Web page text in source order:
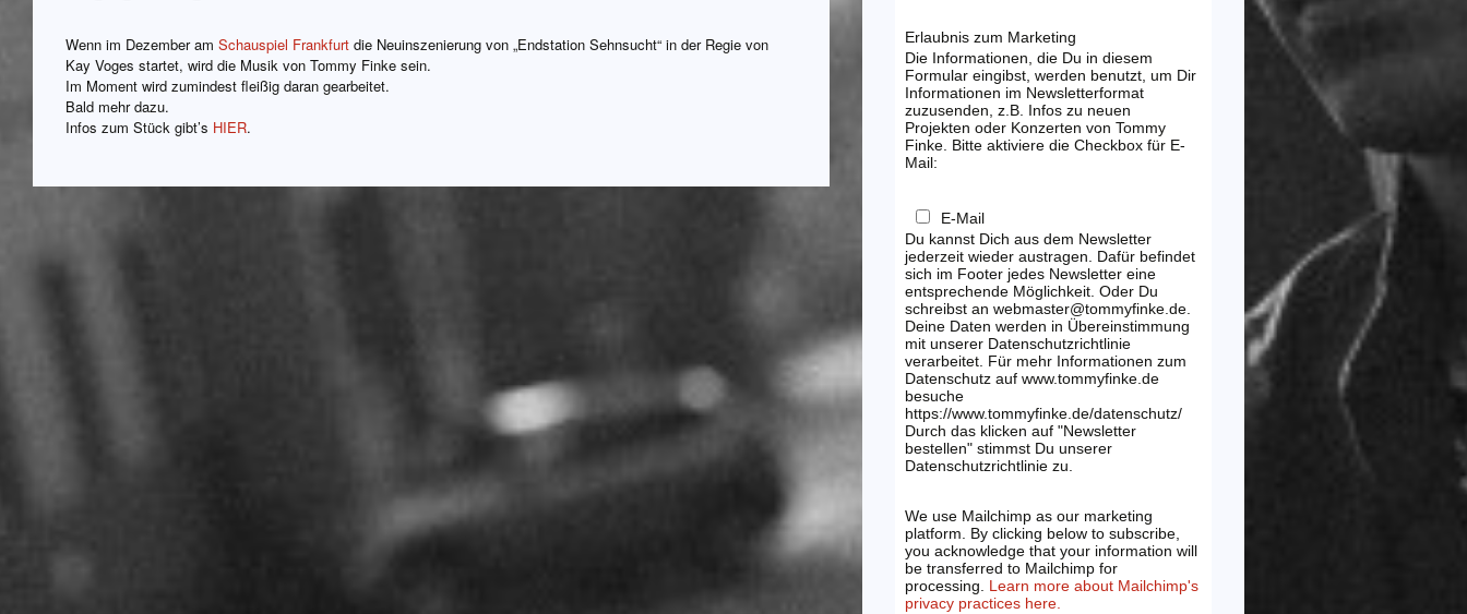
Wenn im Dezember am Schauspiel Frankfurt die Neuinszenierung von „Endstation Sehnsucht“ in der Regie von
Kay Voges startet, wird die Musik von Tommy Finke sein.
Im Moment wird zumindest fleißig daran gearbeitet.
Bald mehr dazu.
Infos zum Stück gibt’s HIER.
Erlaubnis zum Marketing
Die Informationen, die Du in diesem
Formular eingibst, werden benutzt, um Dir
Informationen im Newsletterformat
zuzusenden, z.B. Infos zu neuen
Projekten oder Konzerten von Tommy
Finke. Bitte aktiviere die Checkbox für E-
Mail:
E-Mail
Du kannst Dich aus dem Newsletter
jederzeit wieder austragen. Dafür befindet
sich im Footer jedes Newsletter eine
entsprechende Möglichkeit. Oder Du
schreibst an webmaster@tommyfinke.de.
Deine Daten werden in Übereinstimmung
mit unserer Datenschutzrichtlinie
verarbeitet. Für mehr Informationen zum
Datenschutz auf www.tommyfinke.de
besuche
https://www.tommyfinke.de/datenschutz/
Durch das klicken auf "Newsletter
bestellen" stimmst Du unserer
Datenschutzrichtlinie zu.
We use Mailchimp as our marketing
platform. By clicking below to subscribe,
you acknowledge that your information will
be transferred to Mailchimp for
processing. Learn more about Mailchimp's
privacy practices here.